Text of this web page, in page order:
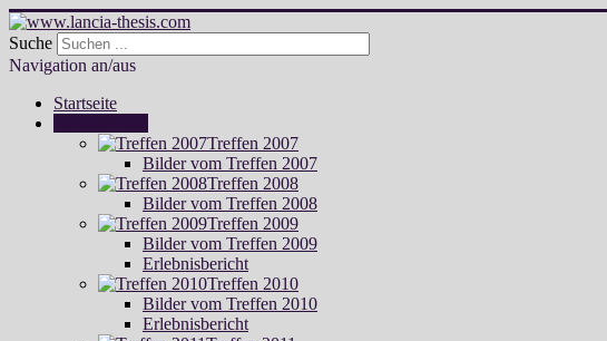
Suche
Navigation an/aus
Startseite
Treffen 2007
Bilder vom Treffen 2007
Treffen 2008
Bilder vom Treffen 2008
Treffen 2009
Bilder vom Treffen 2009
Erlebnisbericht
Treffen 2010
Bilder vom Treffen 2010
Erlebnisbericht